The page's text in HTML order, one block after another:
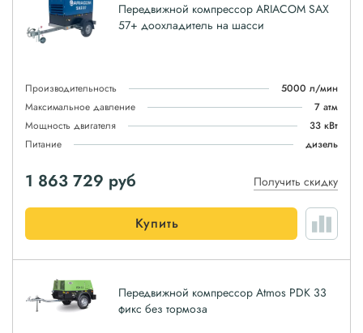
Передвижной компрессор ARIACOM SAX
57+ доохладитель на шасси
Производительность
5000 л/мин
Максимальное давление
7 атм
Мощность двигателя
33 кВт
Питание
дизель
1 863 729 руб Получить скидку
Купить
Передвижной компрессор Atmos PDK 33
фикс без тормоза